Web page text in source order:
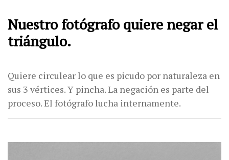
Nuestro fotógrafo quiere negar el
triángulo.
Quiere circulear lo que es picudo por naturaleza en
sus 3 vértices. Y pincha. La negación es parte del
proceso. El fotógrafo lucha internamente.